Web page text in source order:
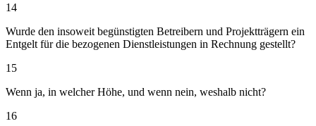
14
Wurde den insoweit begünstigten Betreibern und Projektträgern ein
Entgelt für die bezogenen Dienstleistungen in Rechnung gestellt?
15
Wenn ja, in welcher Höhe, und wenn nein, weshalb nicht?
16